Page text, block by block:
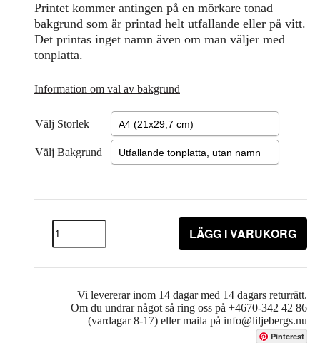
Printet kommer antingen på en mörkare tonad
bakgrund som är printad helt utfallande eller på vitt.
Det printas inget namn även om man väljer med
tonplatta.
Information om val av bakgrund
Välj Storlek
Välj Bakgrund
LÄGG I VARUKORG
Vi levererar inom 14 dagar med 14 dagars returrätt.
Om du undrar något så ring oss på +4670-342 42 86
(vardagar 8-17) eller maila på info@liljebergs.nu
Pinterest